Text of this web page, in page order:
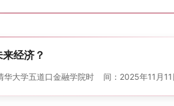
经济？
华大学五道口金融学院 时 间：2025年11